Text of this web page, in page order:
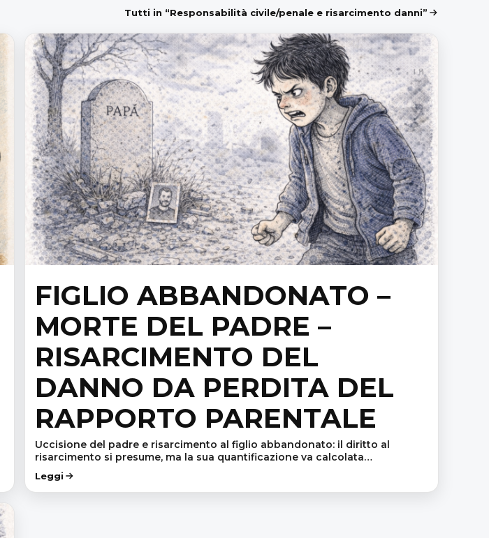
Tutti in “Responsabilità civile/penale e risarcimento danni”
FIGLIO ABBANDONATO –
MORTE DEL PADRE –
RISARCIMENTO DEL
DANNO DA PERDITA DEL
RAPPORTO PARENTALE
Uccisione del padre e risarcimento al figlio abbandonato: il diritto al
risarcimento si presume, ma la sua quantificazione va calcolata…
Leggi